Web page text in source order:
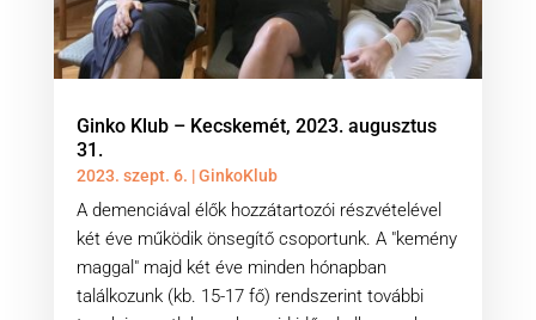
Ginko Klub – Kecskemét, 2023. augusztus
31.
2023. szept. 6. |GinkoKlub
A demenciával élők hozzátartozói részvételével
két éve működik önsegítő csoportunk. A "kemény
maggal" majd két éve minden hónapban
találkozunk (kb. 15-17 fő) rendszerint további